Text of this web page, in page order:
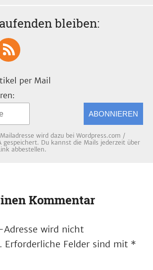
bleiben:
per Mail
ABONNIEREN
wird dazu bei Wordpress.com /
gespeichert. Du kannst die Mails jederzeit über
abbestellen.
Kommentar
wird nicht
Erforderliche Felder sind mit *